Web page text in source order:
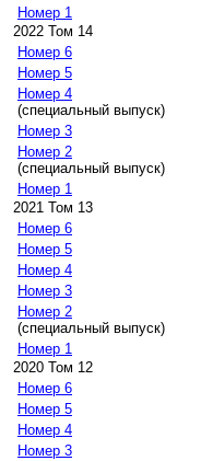
Номер 1
2022 Том 14
Номер 6
Номер 5
Номер 4
(специальный выпуск)
Номер 3
Номер 2
(специальный выпуск)
Номер 1
2021 Том 13
Номер 6
Номер 5
Номер 4
Номер 3
Номер 2
(специальный выпуск)
Номер 1
2020 Том 12
Номер 6
Номер 5
Номер 4
Номер 3